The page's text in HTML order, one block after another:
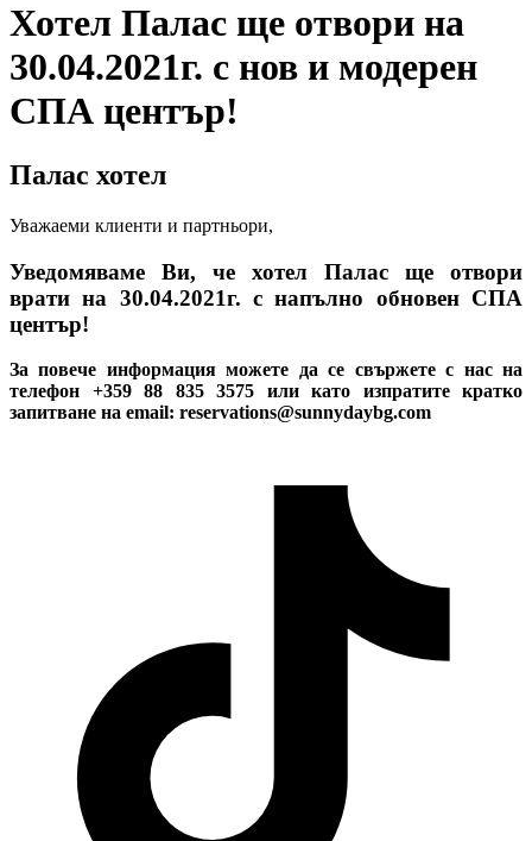
Хотел Палас ще отвори на
30.04.2021г. с нов и модерен
СПА център!
Палас хотел
Уважаеми клиенти и партньори,
Уведомяваме Ви, че хотел Палас ще отвори
врати на 30.04.2021г. с напълно обновен СПА
център!
За повече информация можете да се свържете с нас на
телефон +359 88 835 3575 или като изпратите кратко
запитване на email: reservations@sunnydaybg.com